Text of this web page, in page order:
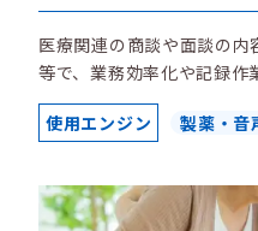
医療関連の商談や面談の
等で、業務効率化や記録作
使用エンジン 製薬・音